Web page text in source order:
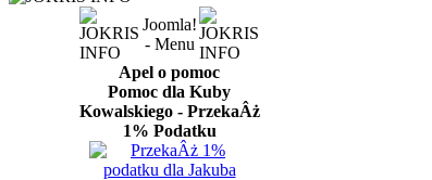
Joomla!
- Menu
Apel o pomoc
Pomoc dla Kuby
Kowalskiego - PrzekaÂż
1% Podatku